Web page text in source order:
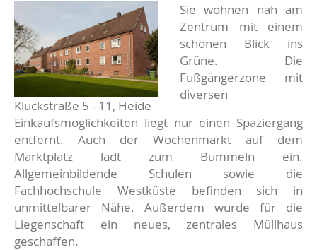
Kluckstraße 5 - 11, Heide
Sie wohnen nah am
Zentrum mit einem
schönen Blick ins
Grüne. Die
Fußgängerzone mit
diversen
Einkaufsmöglichkeiten liegt nur einen Spaziergang
entfernt. Auch der Wochenmarkt auf dem
Marktplatz lädt zum Bummeln ein.
Allgemeinbildende Schulen sowie die
Fachhochschule Westküste befinden sich in
unmittelbarer Nähe. Außerdem wurde für die
Liegenschaft ein neues, zentrales Müllhaus
geschaffen.